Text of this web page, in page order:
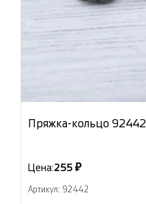
Пряжка-кольцо 92442
Цена:255 ₽
Артикул: 92442